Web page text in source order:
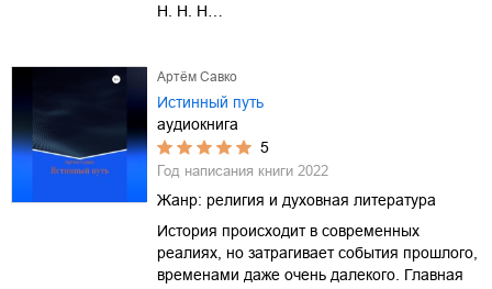
Н. Н. Н…
Артём Савко
Истинный путь
аудиокнига
5
Год написания книги 2022
Жанр: религия и духовная литература
История происходит в современных
реалиях, но затрагивает события прошлого,
временами даже очень далекого. Главная